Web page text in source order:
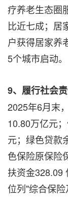
疗养老生态圈
比近七成；居
户获得居家养
5个城市启动。
9、履行社会
2025年6月末
10.80万亿元
元；绿色贷款
色保险原保险
扶资金328.09
位列"综合保